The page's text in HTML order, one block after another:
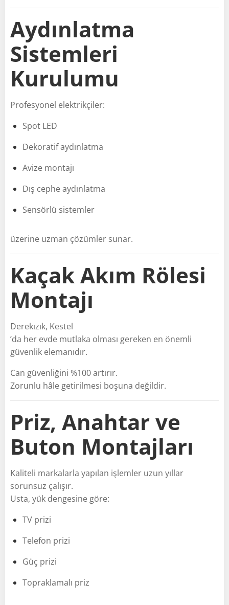
Aydınlatma
Sistemleri
Kurulumu
Profesyonel elektrikçiler:
Spot LED
Dekoratif aydınlatma
Avize montajı
Dış cephe aydınlatma
Sensörlü sistemler
üzerine uzman çözümler sunar.
Kaçak Akım Rölesi
Montajı
Derekızık, Kestel
’da her evde mutlaka olması gereken en önemli
güvenlik elemanıdır.
Can güvenliğini %100 artırır.
Zorunlu hâle getirilmesi boşuna değildir.
Priz, Anahtar ve
Buton Montajları
Kaliteli markalarla yapılan işlemler uzun yıllar
sorunsuz çalışır.
Usta, yük dengesine göre:
TV prizi
Telefon prizi
Güç prizi
Topraklamalı priz